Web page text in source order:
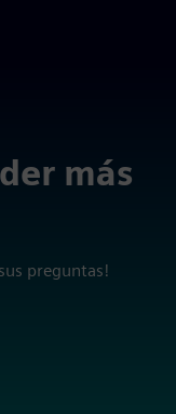
más
preguntas!